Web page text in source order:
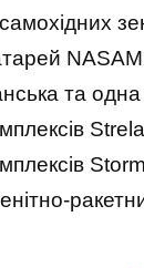
та